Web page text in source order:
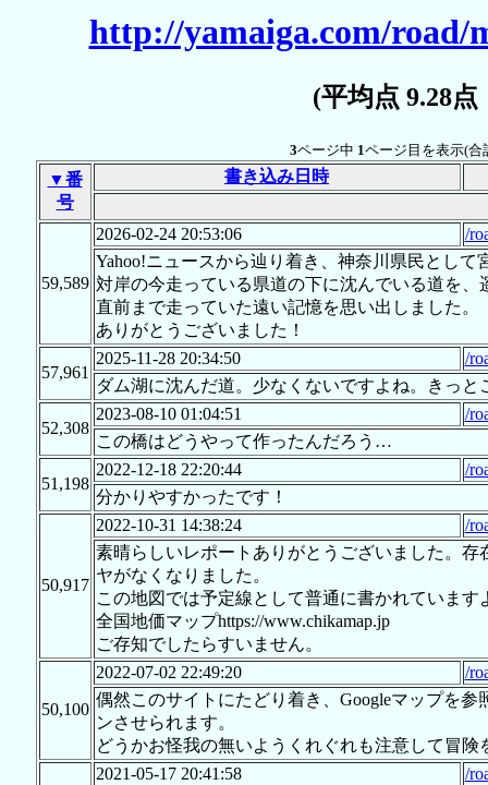
http://yamaiga.com/road/
(平均点 9.28
3ページ中 1ページ目を表示(合
▼番
号
書き込み日時
59,589
2026-02-24 20:53:06
/
Yahoo!ニュースから辿り着き、神奈川県民とし
対岸の今走っている県道の下に沈んでいる道を
直前まで走っていた遠い記憶を思い出しました。
ありがとうございました！
57,961
2025-11-28 20:34:50
/
ダム湖に沈んだ道。少なくないですよね。きっ
52,308
2023-08-10 01:04:51
/
この橋はどうやって作ったんだろう…
51,198
2022-12-18 22:20:44
/
分かりやすかったです！
50,917
2022-10-31 14:38:24
/
素晴らしいレポートありがとうございました。
ヤがなくなりました。
この地図では予定線として普通に書かれていま
全国地価マップhttps://www.chikamap.jp
ご存知でしたらすいません。
50,100
2022-07-02 22:49:20
/
偶然このサイトにたどり着き、Googleマップを
ンさせられます。
どうかお怪我の無いようくれぐれも注意して冒
2021-05-17 20:41:58
/